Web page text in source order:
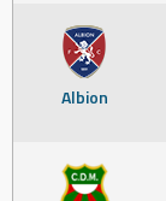
Albion